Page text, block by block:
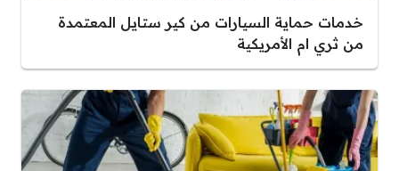
خدمات حماية السيارات من كير ستايل المعتمدة
من ثري ام الأمريكية